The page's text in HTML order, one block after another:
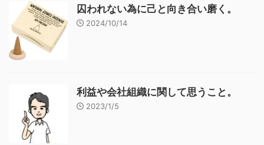
囚われない為に己と向き合い磨く。
2024/10/14
利益や会社組織に関して思うこと。
2023/1/5